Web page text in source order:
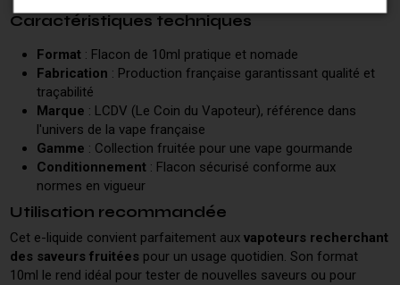
Caractéristiques techniques
Format : Flacon de 10ml pratique et nomade
Fabrication : Production française garantissant qualité et
traçabilité
Marque : LCDV (Le Coin du Vapoteur), référence dans
l'univers de la vape française
Gamme : Collection fruitée pour une vape gourmande
Conditionnement : Flacon sécurisé conforme aux
normes en vigueur
Utilisation recommandée
Cet e-liquide convient parfaitement auxvapoteurs recherchant
des saveurs fruitées pour un usage quotidien. Son format
10ml le rend idéal pour tester de nouvelles saveurs ou pour